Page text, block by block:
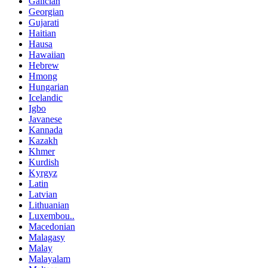
Georgian
Gujarati
Haitian
Hausa
Hawaiian
Hebrew
Hmong
Hungarian
Icelandic
Igbo
Javanese
Kannada
Kazakh
Khmer
Kurdish
Kyrgyz
Latin
Latvian
Lithuanian
Luxembou..
Macedonian
Malagasy
Malay
Malayalam